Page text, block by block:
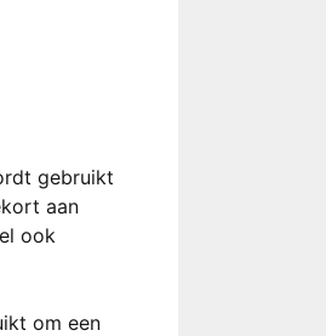
gebruikt
aan
ook
om een